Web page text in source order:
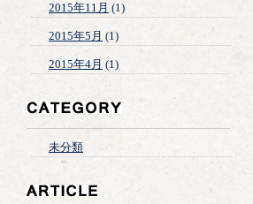
2015年11月 (1)
2015年5月 (1)
2015年4月 (1)
未分類